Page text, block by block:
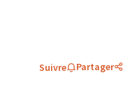
Suivre Partager